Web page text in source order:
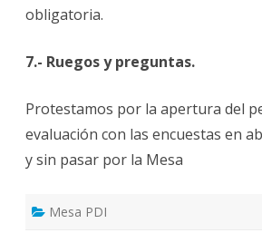
obligatoria.
7.- Ruegos y preguntas.
Protestamos por la apertura del
evaluación con las encuestas en
y sin pasar por la Mesa
Mesa PDI